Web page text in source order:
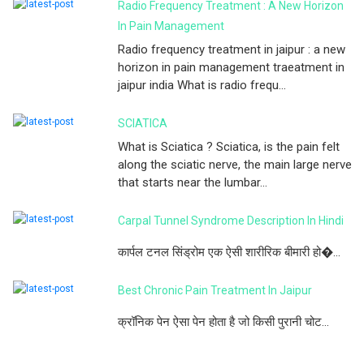
Radio Frequency Treatment : A New Horizon
In Pain Management
Radio frequency treatment in jaipur : a new
horizon in pain management traeatment in
jaipur india What is radio frequ...
SCIATICA
What is Sciatica ? Sciatica, is the pain felt
along the sciatic nerve, the main large nerve
that starts near the lumbar...
Carpal Tunnel Syndrome Description In Hindi
कार्पल टनल सिंड्रोम एक ऐसी शारीरिक बीमारी हो�...
Best Chronic Pain Treatment In Jaipur
क्रॉनिक पेन ऐसा पेन होता है जो किसी पुरानी चोट...